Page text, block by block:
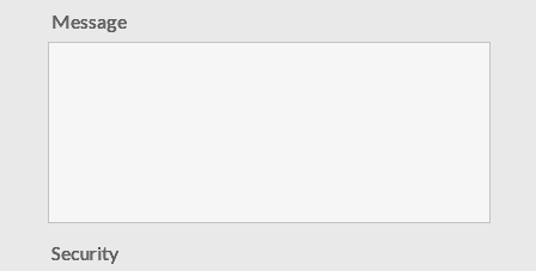
Message
Security